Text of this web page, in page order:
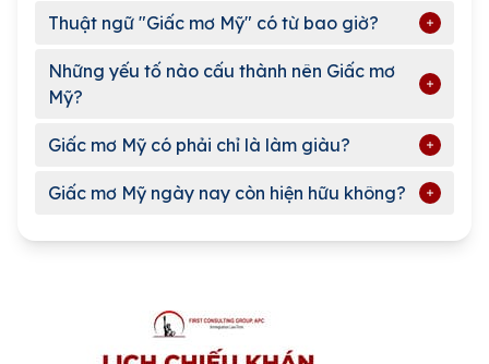
Thuật ngữ "Giấc mơ Mỹ" có từ bao giờ?
Những yếu tố nào cấu thành nên Giấc mơ
Mỹ?
Giấc mơ Mỹ có phải chỉ là làm giàu?
Giấc mơ Mỹ ngày nay còn hiện hữu không?